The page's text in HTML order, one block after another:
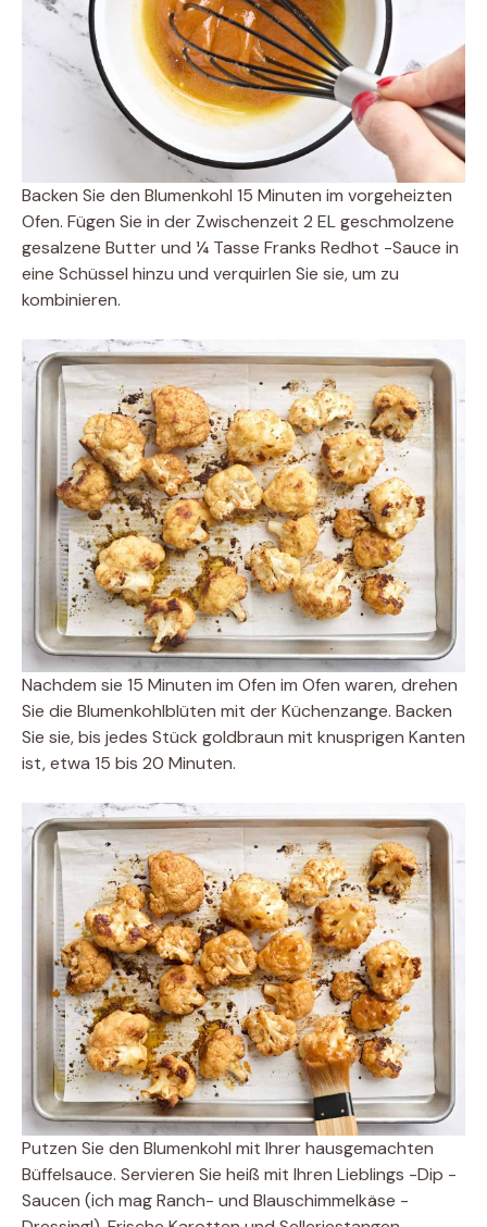
Backen Sie den Blumenkohl 15 Minuten im vorgeheizten
Ofen. Fügen Sie in der Zwischenzeit 2 EL geschmolzene
gesalzene Butter und ¼ Tasse Franks Redhot -Sauce in
eine Schüssel hinzu und verquirlen Sie sie, um zu
kombinieren.
Nachdem sie 15 Minuten im Ofen im Ofen waren, drehen
Sie die Blumenkohlblüten mit der Küchenzange. Backen
Sie sie, bis jedes Stück goldbraun mit knusprigen Kanten
ist, etwa 15 bis 20 Minuten.
Putzen Sie den Blumenkohl mit Ihrer hausgemachten
Büffelsauce. Servieren Sie heiß mit Ihren Lieblings -Dip -
Saucen (ich mag Ranch- und Blauschimmelkäse -